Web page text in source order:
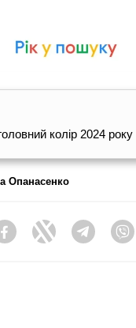
колір 2024 року
Опанасенко
FacebookTwitter Telegram